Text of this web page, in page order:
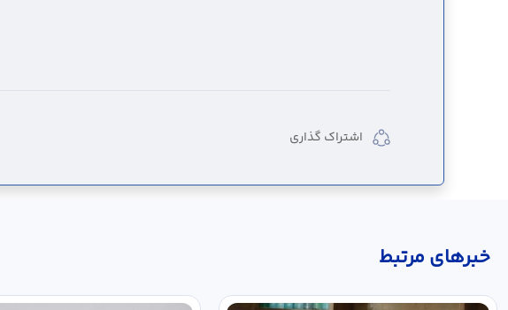
اشتراک گذاری
خبر‌های مرتبط